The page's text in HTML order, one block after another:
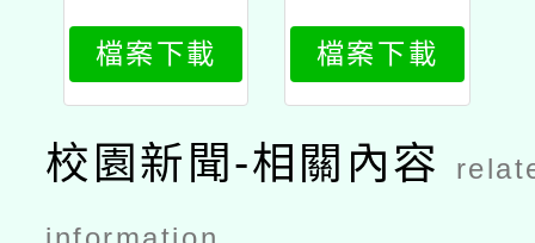
581_attach
1
檔案下載
581_attach
2
檔案下載
校園新聞-相關內容